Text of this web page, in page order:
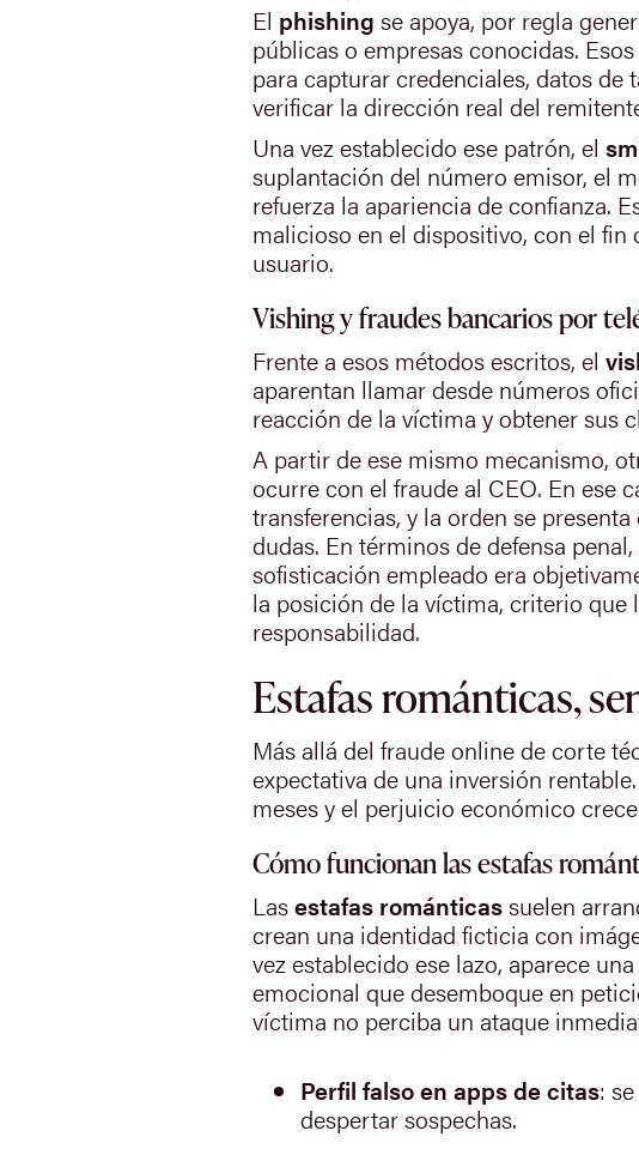
El phishing se apoya, por regla
públicas o empresas conocidas.
para capturar credenciales, datos de
verificar la dirección real del
Una vez establecido ese patrón, el
suplantación del número emisor, el
refuerza la apariencia de confianza.
malicioso en el dispositivo, con el
usuario.
Vishing y fraudes bancarios por
Frente a esos métodos escritos, el
aparentan llamar desde números
reacción de la víctima y obtener sus
A partir de ese mismo mecanismo,
ocurre con el fraude al CEO. En ese
transferencias, y la orden se
dudas. En términos de defensa
sofisticación empleado era
la posición de la víctima, criterio
responsabilidad.
Estafas románticas,
Más allá del fraude online de corte
expectativa de una inversión
meses y el perjuicio económico
Cómo funcionan las estafas
Lasestafas románticassuelen
crean una identidad ficticia con
vez establecido ese lazo, aparece
emocional que desemboque en
víctima no perciba un ataque
Perfil falso en apps de citas:
despertar sospechas.